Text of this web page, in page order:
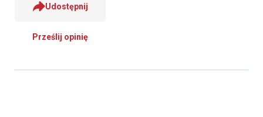
Udostępnij
Prześlij opinię